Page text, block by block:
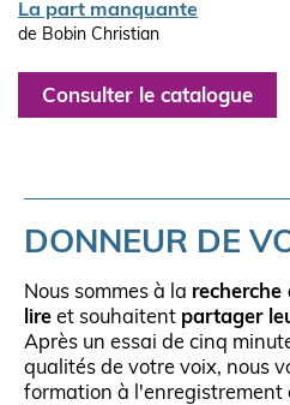
La part manquante
de Bobin Christian
Consulter le catalogue
DONNEUR DE
Nous sommes à la recherche
lire et souhaitent partager
Après un essai de cinq
qualités de votre voix, nous
formation à l'enregistrement